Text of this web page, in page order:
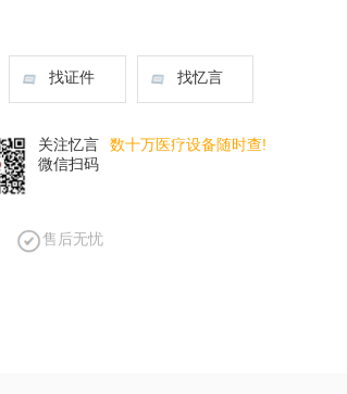
找证件 找忆言
关注忆言
微信扫码
数十万医疗设备随时查!
售后无忧